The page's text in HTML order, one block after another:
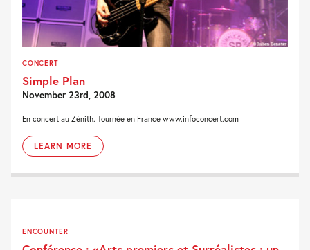
CONCERT
Simple Plan
November 23rd, 2008
En concert au Zénith. Tournée en France www.infoconcert.com
LEARN MORE
ENCOUNTER